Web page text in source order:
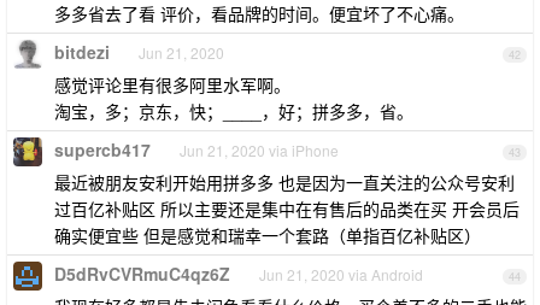
多多省去了看 评价，看品牌的时间。便宜坏了不心痛。
42
bitdezi Jun 21, 2020
感觉评论里有很多阿里水军啊。
淘宝，多；京东，快；____，好；拼多多，省。
43
supercb417 Jun 21, 2020 via iPhone
最近被朋友安利开始用拼多多 也是因为一直关注的公众号安利
过百亿补贴区 所以主要还是集中在有售后的品类在买 开会员后
确实便宜些 但是感觉和瑞幸一个套路（单指百亿补贴区）
44
D5dRvCVRmuC4qz6Z Jun 21, 2020 via Android